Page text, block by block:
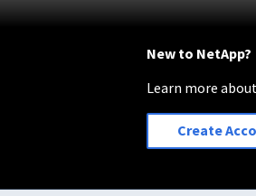
New to NetApp?
Learn more
Create